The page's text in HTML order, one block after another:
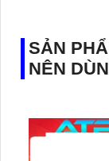
SẢN
NÊN